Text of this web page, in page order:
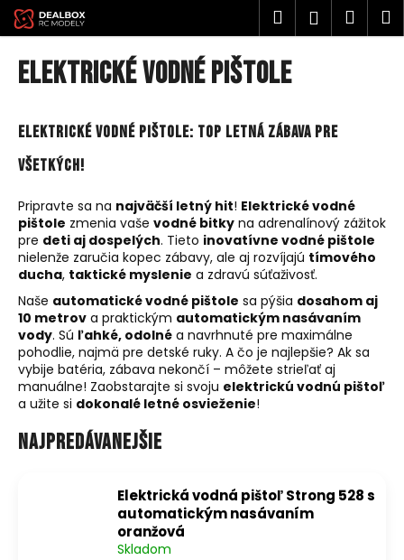
Prejsť
na
obsah
Hľadať
Elektrické vodné pištole
Elektrické vodné pištole: Top letná zábava pre
všetkých!
Pripravte sa na najväčší letný hit! Elektrické vodné
pištole zmenia vaše vodné bitky na adrenalínový zážitok
pre deti aj dospelých. Tieto inovatívne vodné pištole
nielenže zaručia kopec zábavy, ale aj rozvíjajú tímového
ducha, taktické myslenie a zdravú súťaživosť.
Naše automatické vodné pištole sa pýšia dosahom aj
10 metrov a praktickým automatickým nasávaním
vody. Sú ľahké, odolné a navrhnuté pre maximálne
pohodlie, najmä pre detské ruky. A čo je najlepšie? Ak sa
vybije batéria, zábava nekončí – môžete strieľať aj
manuálne! Zaobstarajte si svoju elektrickú vodnú pištoľ
a užite si dokonalé letné osvieženie!
Najpredávanejšie
Elektrická vodná pištoľ Strong 528 s
automatickým nasávaním
oranžová
Skladom
o
o
p
o
r
e
b
u
j
e
t
e
n
á
j